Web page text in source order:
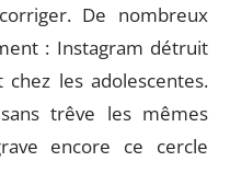
De nombreux
: Instagram détruit
les adolescentes.
trêve les mêmes
encore ce cercle